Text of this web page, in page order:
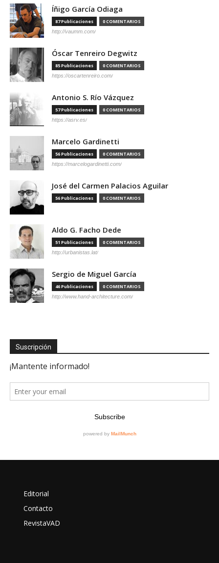
Íñigo García Odiaga
87 Publicaciones 0 COMENTARIOS
http://vaumm.com/
Óscar Tenreiro Degwitz
85 Publicaciones 0 COMENTARIOS
https://oscartenreiro.com/
Antonio S. Río Vázquez
57 Publicaciones 0 COMENTARIOS
https://asrv.es/
Marcelo Gardinetti
56 Publicaciones 0 COMENTARIOS
https://marcelogardinetti.com/
José del Carmen Palacios Aguilar
56 Publicaciones 0 COMENTARIOS
Aldo G. Facho Dede
51 Publicaciones 0 COMENTARIOS
http://urbanistas.lat/
Sergio de Miguel García
46 Publicaciones 0 COMENTARIOS
http://www.hand-architecture.com/
Suscripción
Editorial
Contacto
RevistaVAD